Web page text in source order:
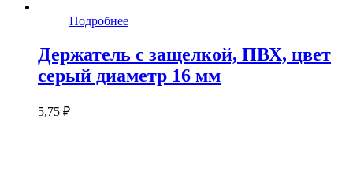
Подробнее
Держатель с защелкой, ПВХ, цвет
серый диаметр 16 мм
5,75 ₽